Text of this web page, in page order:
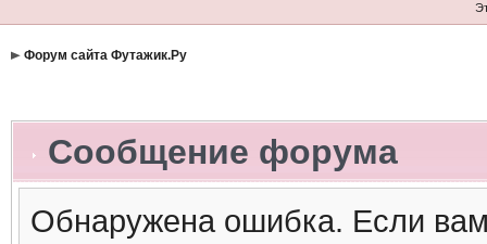
Форум сайта Футажик.Ру
Сообщение форума
Обнаружена ошибка. Если